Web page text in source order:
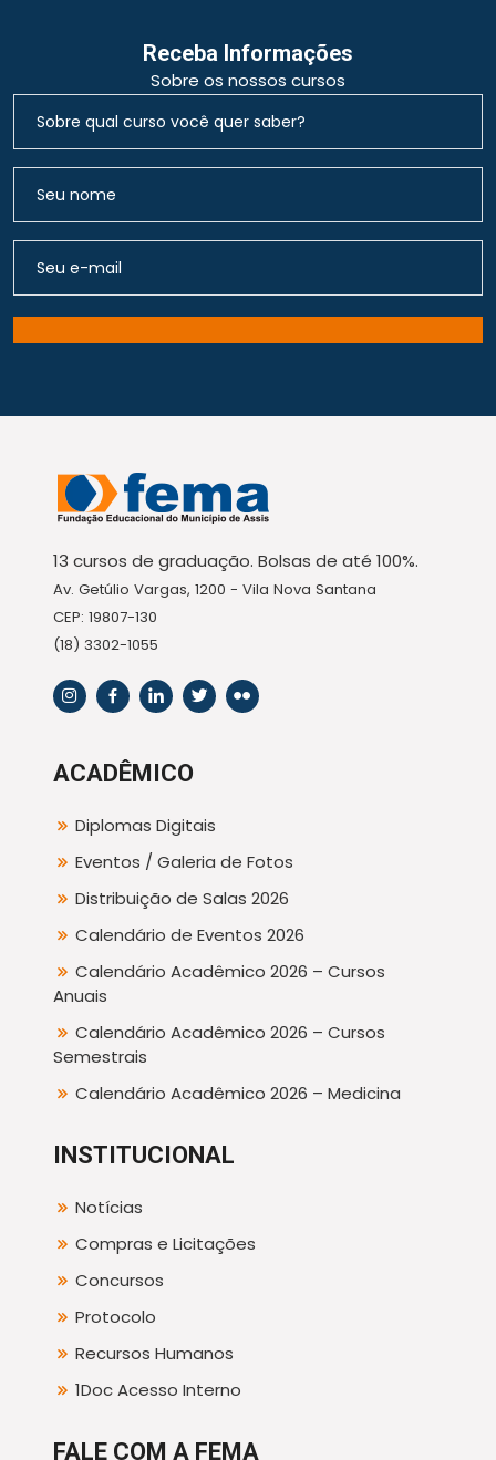
Receba Informações
Sobre os nossos cursos
13 cursos de graduação. Bolsas de até 100%.
Av. Getúlio Vargas, 1200 - Vila Nova Santana
CEP: 19807-130
(18) 3302-1055
ACADÊMICO
Diplomas Digitais
Eventos / Galeria de Fotos
Distribuição de Salas 2026
Calendário de Eventos 2026
Calendário Acadêmico 2026 – Cursos
Anuais
Calendário Acadêmico 2026 – Cursos
Semestrais
Calendário Acadêmico 2026 – Medicina
INSTITUCIONAL
Notícias
Compras e Licitações
Concursos
Protocolo
Recursos Humanos
1Doc Acesso Interno
FALE COM A FEMA